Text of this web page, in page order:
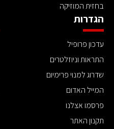
בחזית המוזיקה
הגדרות
עדכון פרופיל
התראות וניוזלטרים
שדרוג למנוי פרימיום
המייל האדום
פרסמו אצלנו
תקנון האתר